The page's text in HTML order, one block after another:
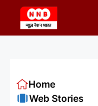
content
Home
Web Stories